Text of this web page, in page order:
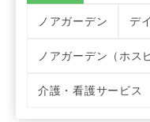
ノアガーデン デ
ノアガーデン（ホス
介護・看護サービス